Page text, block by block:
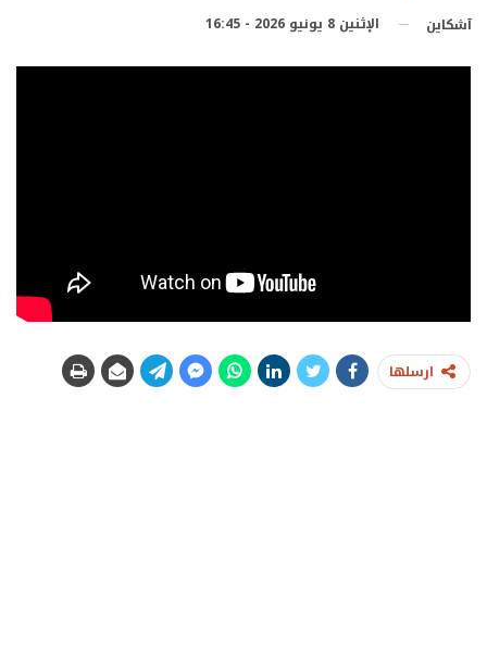
آشكاين الإثنين 8 يونيو 2026 - 16:45
ارسلها